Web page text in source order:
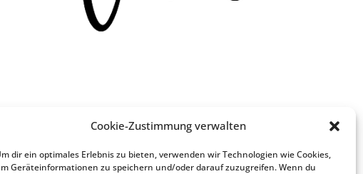
Cookie-Zustimmung verwalten
dir ein optimales Erlebnis zu bieten, verwenden wir Technologien wie Cookies,
Geräteinformationen zu speichern und/oder darauf zuzugreifen. Wenn du
aus, welcher versiert an den
Klavier und Gitarre –
fassen sie selbst als acoustic-